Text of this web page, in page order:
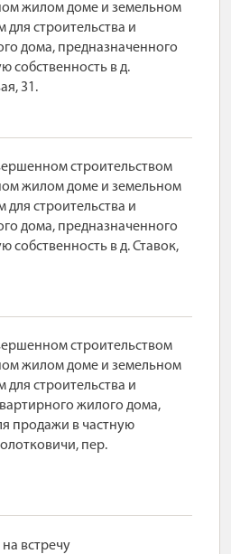
жилом доме и земельном
для строительства и
дома, предназначенного
собственность в д.
31.
строительством
жилом доме и земельном
для строительства и
дома, предназначенного
собственность в д. Ставок,
строительством
жилом доме и земельном
для строительства и
жилого дома,
продажи в частную
пер.
встречу